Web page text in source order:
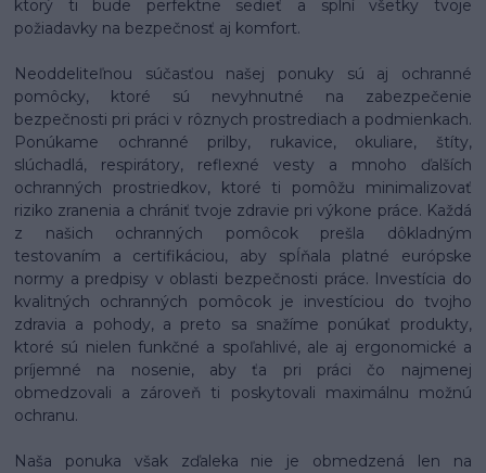
ktorý ti bude perfektne sedieť a splní všetky tvoje
požiadavky na bezpečnosť aj komfort.
Neoddeliteľnou súčasťou našej ponuky sú aj ochranné
pomôcky, ktoré sú nevyhnutné na zabezpečenie
bezpečnosti pri práci v rôznych prostrediach a podmienkach.
Ponúkame ochranné prilby, rukavice, okuliare, štíty,
slúchadlá, respirátory, reflexné vesty a mnoho ďalších
ochranných prostriedkov, ktoré ti pomôžu minimalizovať
riziko zranenia a chrániť tvoje zdravie pri výkone práce. Každá
z našich ochranných pomôcok prešla dôkladným
testovaním a certifikáciou, aby spĺňala platné európske
normy a predpisy v oblasti bezpečnosti práce. Investícia do
kvalitných ochranných pomôcok je investíciou do tvojho
zdravia a pohody, a preto sa snažíme ponúkať produkty,
ktoré sú nielen funkčné a spoľahlivé, ale aj ergonomické a
príjemné na nosenie, aby ťa pri práci čo najmenej
obmedzovali a zároveň ti poskytovali maximálnu možnú
ochranu.
Naša ponuka však zďaleka nie je obmedzená len na